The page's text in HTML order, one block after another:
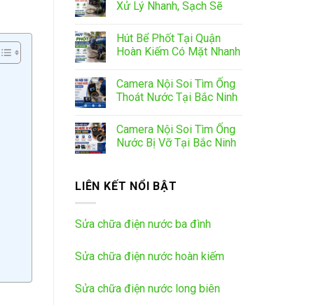
Xử Lý Nhanh, Sạch Sẽ
Hút Bể Phốt Tại Quận
Hoàn Kiếm Có Mặt Nhanh
Camera Nội Soi Tìm Ống
Thoát Nước Tại Bắc Ninh
Camera Nội Soi Tìm Ống
Nước Bị Vỡ Tại Bắc Ninh
LIÊN KẾT NỔI BẬT
Sửa chữa điện nước ba đình
Sửa chữa điện nước hoàn kiếm
Sửa chữa điện nước long biên